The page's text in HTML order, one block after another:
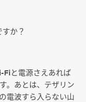
か？
Fiと電源さえあれば
。あとは、テザリン
電波すら入らない山